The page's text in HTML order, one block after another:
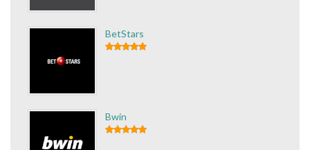
BetStars
Bwin